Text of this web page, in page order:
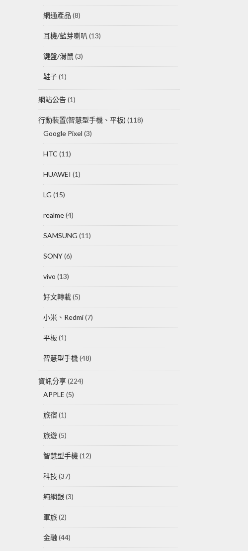
網通產品 (8)
耳機/藍芽喇叭 (13)
鍵盤/滑鼠 (3)
鞋子(1)
網站公告(1)
行動裝置(智慧型手機、平板) (118)
Google Pixel (3)
HTC (11)
HUAWEI (1)
LG (15)
realme(4)
SAMSUNG (11)
SONY(6)
vivo (13)
好文轉載(5)
小米、Redmi(7)
平板(1)
智慧型手機 (48)
資訊分享(224)
APPLE (5)
旅宿 (1)
旅遊(5)
智慧型手機 (12)
科技 (37)
純網銀 (3)
軍旅(2)
金融 (44)